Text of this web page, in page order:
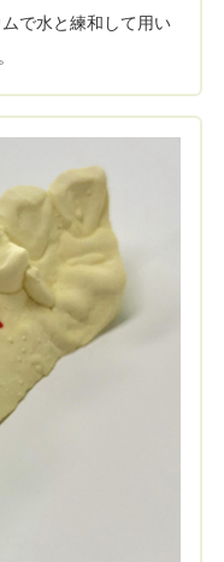
で水と練和して用い